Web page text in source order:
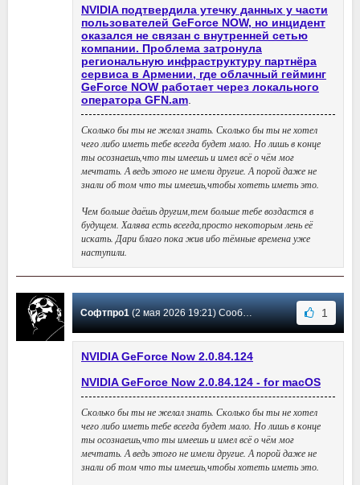
NVIDIA подтвердила утечку данных у части
пользователей GeForce NOW, но инцидент
оказался не связан с внутренней сетью
компании. Проблема затронула
региональную инфраструктуру партнёра
сервиса в Армении, где облачный гейминг
GeForce NOW работает через локального
оператора GFN.am
Сколько бы ты не желал знать. Сколько бы ты не хотел
чего либо иметь тебе всегда будет мало. Но лишь в конце
ты осознаешь,что ты имеешь и имел всё о чём мог
мечтать. А ведь этого не имели другие. А порой даже не
знали об том что ты имеешь,чтобы хотеть иметь это.
Чем больше даёшь другим,тем больше тебе воздастся в
будущем. Халява есть всегда,просто некоторым лень её
искать. Дари благо пока жив ибо тёмные времена уже
наступили.
Софтпро1(2 мая 2026 19:21) Сообщение #45 1
NVIDIA GeForce Now 2.0.84.124
NVIDIA GeForce Now 2.0.84.124 - for macOS
Сколько бы ты не желал знать. Сколько бы ты не хотел
чего либо иметь тебе всегда будет мало. Но лишь в конце
ты осознаешь,что ты имеешь и имел всё о чём мог
мечтать. А ведь этого не имели другие. А порой даже не
знали об том что ты имеешь,чтобы хотеть иметь это.